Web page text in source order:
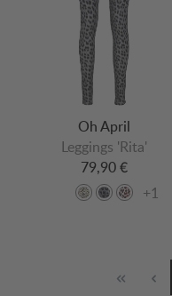
Oh April
Leggings 'Rita'
79,90 €
+1